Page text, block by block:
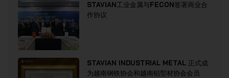
STAVIAN工业金属与FECON签署商业合
作协议
STAVIAN INDUSTRIAL METAL 正式成
为越南钢铁协会和越南铝型材协会会员